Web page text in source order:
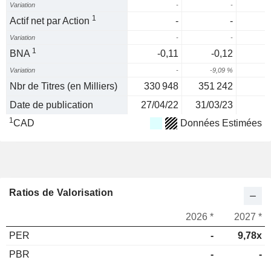
Variation - -
Actif net par Action 1 - -
Variation - -
BNA 1 -0,11 -0,12
Variation - -9,09 %
Nbr de Titres (en Milliers) 330 948
351 242
Date de publication
27/04/22 31/03/23
1CAD Données Estimées
Ratios de Valorisation
2026 *
2027 *
PER
-
9,78x
PBR
-
-